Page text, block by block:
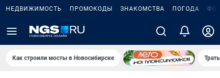
НЕДВИЖИМОСТЬ ПРОМОКОДЫ ЗНАКОМСТВА ПОГОДА
Как строили мосты в Новосибирске